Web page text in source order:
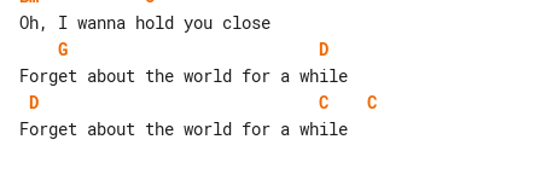
G
D
D
C
C
Forget about the world for a while